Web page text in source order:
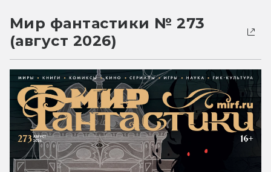
Мир фантастики № 273
(август 2026)